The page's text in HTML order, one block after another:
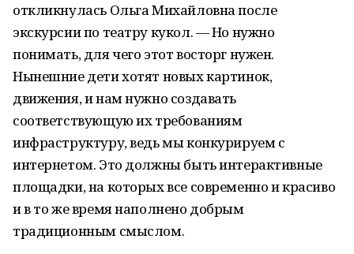
откликнулась Ольга Михайловна после
экскурсии по театру кукол. — Но нужно
понимать, для чего этот восторг нужен.
Нынешние дети хотят новых картинок,
движения, и нам нужно создавать
соответствующую их требованиям
инфраструктуру, ведь мы конкурируем с
интернетом. Это должны быть интерактивные
площадки, на которых все современно и красиво
и в то же время наполнено добрым
традиционным смыслом.